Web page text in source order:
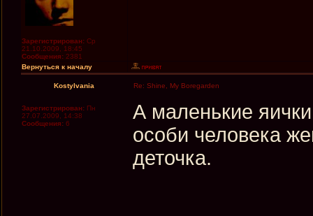
Зарегистрирован: Ср
21.10.2009, 18:45
Сообщения: 2381
Вернуться к началу
Kostylvania Re: Shine, My Boregarden
Зарегистрирован: Пн
27.07.2009, 14:38
Сообщения: 6
А маленькие
особи человека
деточка.